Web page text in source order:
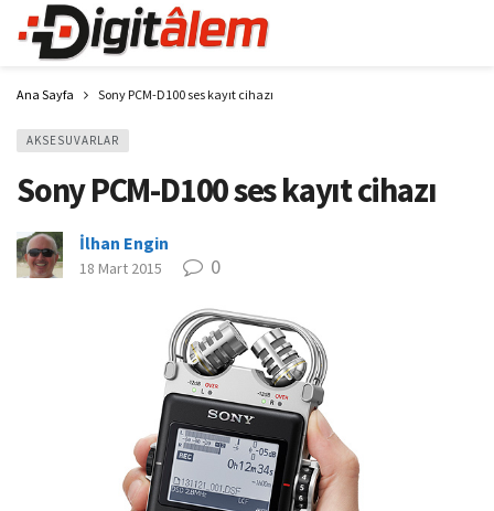
Ana Sayfa Sony PCM-D100 ses kayıt cihazı
AKSESUVARLAR
Sony PCM-D100 ses kayıt cihazı
İlhan Engin
18 Mart 2015 0